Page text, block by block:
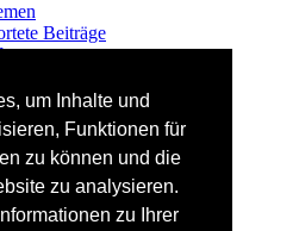
um Inhalte und
Funktionen für
zu können und die
zu analysieren.
zu Ihrer
Beiträge